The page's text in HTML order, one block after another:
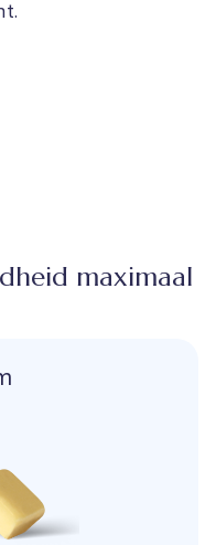
maximaal